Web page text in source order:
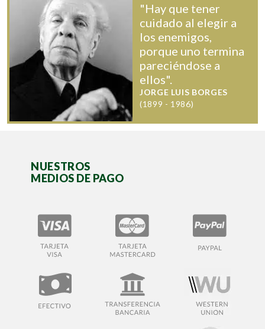
"Hay que tener
cuidado al elegir a
los enemigos,
porque uno termina
pareciéndose a
ellos".
JORGE LUIS BORGES
(1899 - 1986)
NUESTROS
MEDIOS DE PAGO